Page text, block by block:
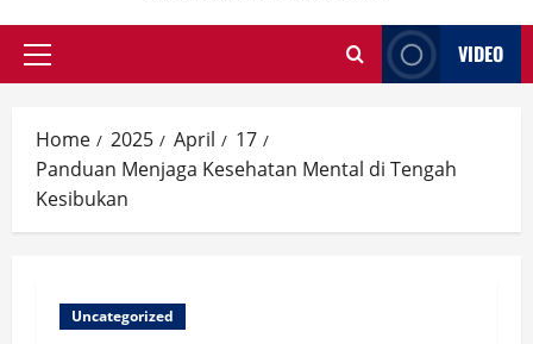
Primary
VIDEO
Home 2025 April
17
Panduan Menjaga Kesehatan Mental di Tengah
Kesibukan
Uncategorized